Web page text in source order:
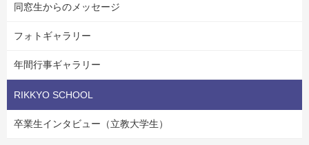
同窓生からのメッセージ
フォトギャラリー
年間行事ギャラリー
RIKKYO SCHOOL
卒業生インタビュー（立教大学生）